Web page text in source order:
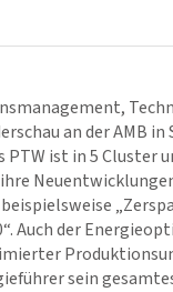
an der AMB
PTW ist in 5
Auch der
sein